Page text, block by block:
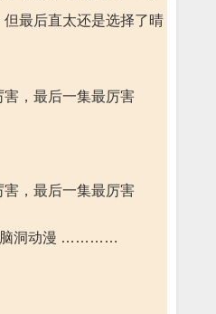
最后直太还是选择了晴
，最后一集最厉害
，最后一集最厉害
洞动漫 …………